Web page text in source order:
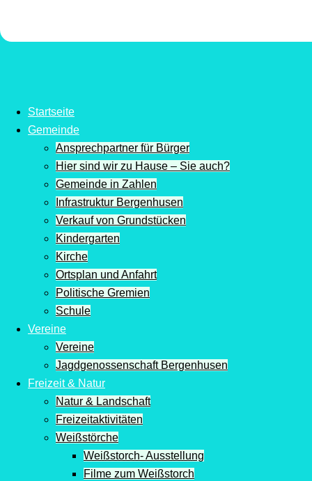
Startseite
Gemeinde
Ansprechpartner für Bürger
Hier sind wir zu Hause – Sie auch?
Gemeinde in Zahlen
Infrastruktur Bergenhusen
Verkauf von Grundstücken
Kindergarten
Kirche
Ortsplan und Anfahrt
Politische Gremien
Schule
Vereine
Vereine
Jagdgenossenschaft Bergenhusen
Freizeit & Natur
Natur & Landschaft
Freizeitaktivitäten
Weißstörche
Weißstorch- Ausstellung
Filme zum Weißstorch